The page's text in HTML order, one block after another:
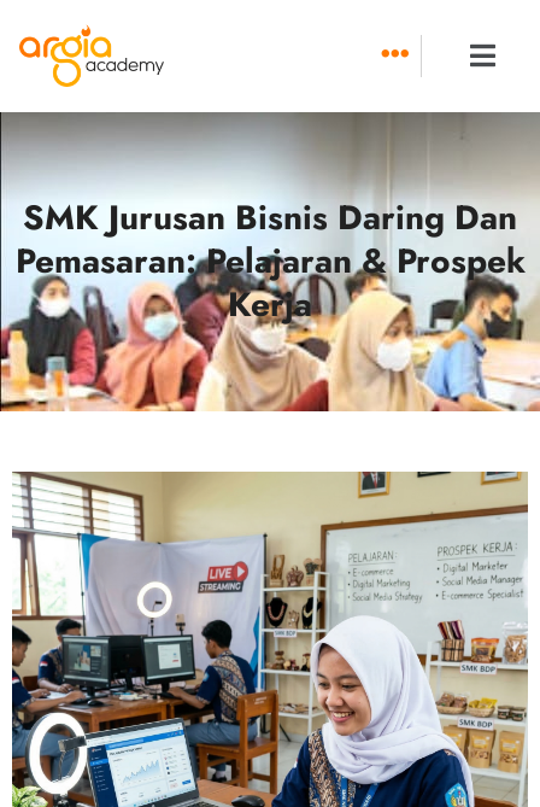
content
SMK Jurusan Bisnis Daring Dan
Pemasaran: Pelajaran & Prospek
Kerja